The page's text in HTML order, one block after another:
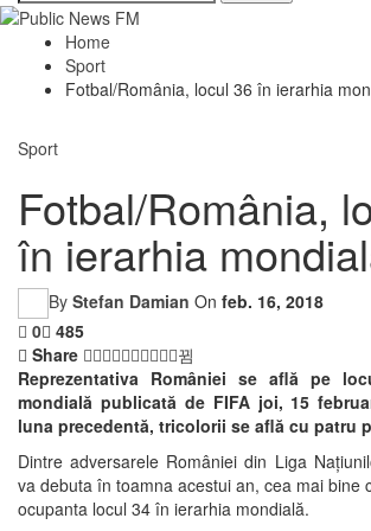
Home
Sport
Fotbal/România, locul 36 în ierarhia
Sport
Fotbal/România,
în ierarhia
By Stefan Damian On feb. 16, 2018
0 485
Share
Reprezentativa României se află pe
mondială publicată de FIFA joi, 15
luna precedentă, tricolorii se află cu patru
Dintre adversarele României din Liga
va debuta în toamna acestui an, cea mai bine
ocupanta locul 34 în ierarhia mondială.